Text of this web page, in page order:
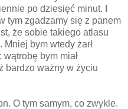
po dziesięć minut. I
tym zgadzamy się z panem
że sobie takiego atlasu
Mniej bym wtedy żarł
bym miał
bardzo ważny w życiu
O tym samym, co zwykle.